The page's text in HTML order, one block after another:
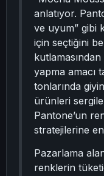
anlatıyor.
ve uyum” gibi
için seçtiğini
kutlamasından
yapma amacı
tonlarında
ürünleri
Pantone’un
stratejilerine
Pazarlama
renklerin